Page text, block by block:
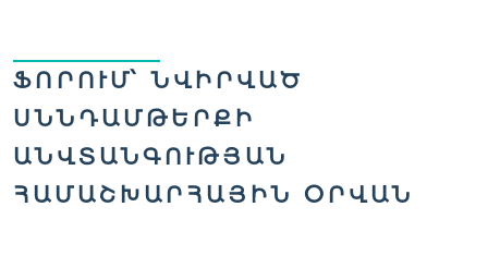
ՖՈՐՈՒՄ՝ ՆՎԻՐՎԱԾ
ՍՆՆԴԱՄԹԵՐՔԻ
ԱՆՎՏԱՆԳՈՒԹՅԱՆ
ՀԱՄԱՇԽԱՐՀԱՅԻՆ ՕՐՎԱՆ